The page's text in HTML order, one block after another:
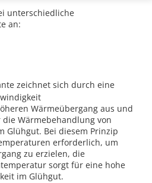
unterschiedliche
an:
zeichnet sich durch eine
Wärmeübergang aus und
Wärmebehandlung von
Glühgut. Bei diesem Prinzip
erforderlich, um
zu erzielen, die
sorgt für eine hohe
im Glühgut.